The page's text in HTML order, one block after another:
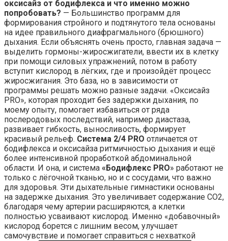
оксисайз от бодифлекса и что именно можно
попробовать? — Большинство программ для
формирования стройного и подтянутого тела основаны
на идее правильного диафрагмального (брюшного)
дыхания. Если объяснять очень просто, главная задача —
выделить гормоны-жиросжигатели, ввести их в клетку
при помощи силовых упражнений, потом в работу
вступит кислород в лёгких, где и произойдёт процесс
жиросжигания. Это база, но в зависимости от
программы решать можно разные задачи. «Оксисайз
PRO», которая проходит без задержки дыхания, по
моему опыту, помогает избавиться от ряда
послеродовых последствий, например диастаза,
развивает гибкость, выносливость, формирует
красивый рельеф. Система 2/4 PRO отличается от
бодифлекса и оксисайза ритмичностью дыхания и ещё
более интенсивной проработкой абдоминальной
области. И она, и система «Бодифлекс PRO» работают не
только с лёгочной тканью, но и с сосудами, что важно
для здоровья. Эти дыхательные гимнастики основаны
на задержке дыхания. Это увеличивает содержание СО2,
благодаря чему артерии расширяются, а клетки
полностью усваивают кислород. Именно «добавочный»
кислород борется с лишним весом, улучшает
самочувствие и помогает справиться с нехваткой